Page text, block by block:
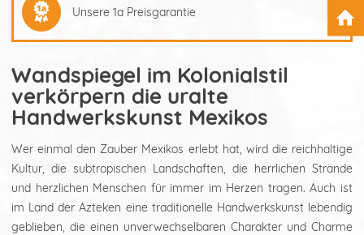
Unsere 1a Preisgarantie
Wandspiegel im Kolonialstil
verkörpern die uralte
Handwerkskunst Mexikos
Wer einmal den Zauber Mexikos erlebt hat, wird die reichhaltige
Kultur, die subtropischen Landschaften, die herrlichen Strände
und herzlichen Menschen für immer im Herzen tragen. Auch ist
im Land der Azteken eine traditionelle Handwerkskunst lebendig
geblieben, die einen unverwechselbaren Charakter und Charme